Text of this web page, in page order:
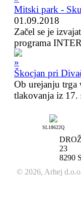
Mitski park -
01.09.2018
Začel se je
programa
Škocjan pri
Ob urejanju
tlakovanja iz 17.
SL18622Q
23
8290
© 2026, Arhej